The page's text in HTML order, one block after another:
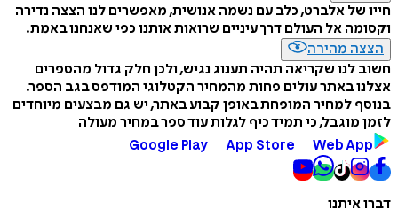
חייו של אלברט, כלב עם נשמה אנושית, מאפשרים לנו הצצה נדירה
וקסומה אל העולם דרך עיניים שרואות אותנו כפי שאנחנו באמת.
הצצה מהירה
חשוב לנו שקריאה תהיה תענוג נגיש, ולכן חלק גדול מהספרים
אצלנו באתר עולים פחות מהמחיר הקטלוגי המודפס בגב הספר.
בנוסף למחיר המופחת באופן קבוע באתר, יש גם מבצעים מיוחדים
לזמן מוגבל, כי תמיד כיף לגלות עוד ספר במחיר מעולה
Google Play
App Store Web App
דברו איתנו